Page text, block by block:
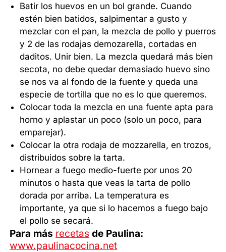
Batir los huevos en un bol grande. Cuando
estén bien batidos, salpimentar a gusto y
mezclar con el pan, la mezcla de pollo y puerros
y 2 de las rodajas demozarella, cortadas en
daditos. Unir bien. La mezcla quedará más bien
secota, no debe quedar demasiado huevo sino
se nos va al fondo de la fuente y queda una
especie de tortilla que no es lo que queremos.
Colocar toda la mezcla en una fuente apta para
horno y aplastar un poco (solo un poco, para
emparejar).
Colocar la otra rodaja de mozzarella, en trozos,
distribuidos sobre la tarta.
Hornear a fuego medio-fuerte por unos 20
minutos o hasta que veas la tarta de pollo
dorada por arriba. La temperatura es
importante, ya que si lo hacemos a fuego bajo
el pollo se secará.
Para más recetas de Paulina:
www.paulinacocina.net